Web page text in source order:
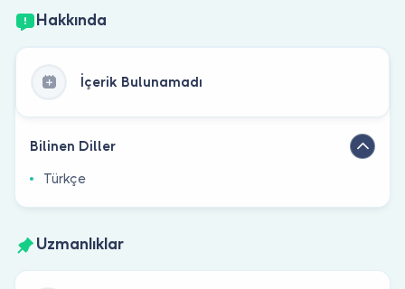
Hakkında
İçerik Bulunamadı
Bilinen Diller
Türkçe
Uzmanlıklar